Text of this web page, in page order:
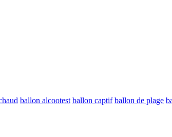
ballon alcootest ballon captif ballon de plage